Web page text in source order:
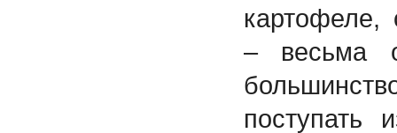
– весьма
поступать